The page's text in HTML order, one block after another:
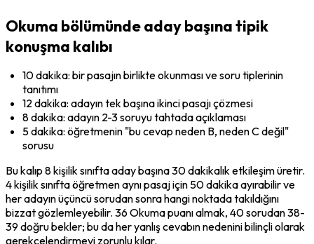
Okuma bölümünde aday başına tipik
konuşma kalıbı
10 dakika: bir pasajın birlikte okunması ve soru tiplerinin
tanıtımı
12 dakika: adayın tek başına ikinci pasajı çözmesi
8 dakika: adayın 2-3 soruyu tahtada açıklaması
5 dakika: öğretmenin "bu cevap neden B, neden C değil"
sorusu
Bu kalıp 8 kişilik sınıfta aday başına 30 dakikalık etkileşim üretir.
4 kişilik sınıfta öğretmen aynı pasaj için 50 dakika ayırabilir ve
her adayın üçüncü sorudan sonra hangi noktada takıldığını
bizzat gözlemleyebilir. 36 Okuma puanı almak, 40 sorudan 38-
39 doğru bekler; bu da her yanlış cevabın nedenini bilinçli olarak
gerekçelendirmeyi zorunlu kılar.